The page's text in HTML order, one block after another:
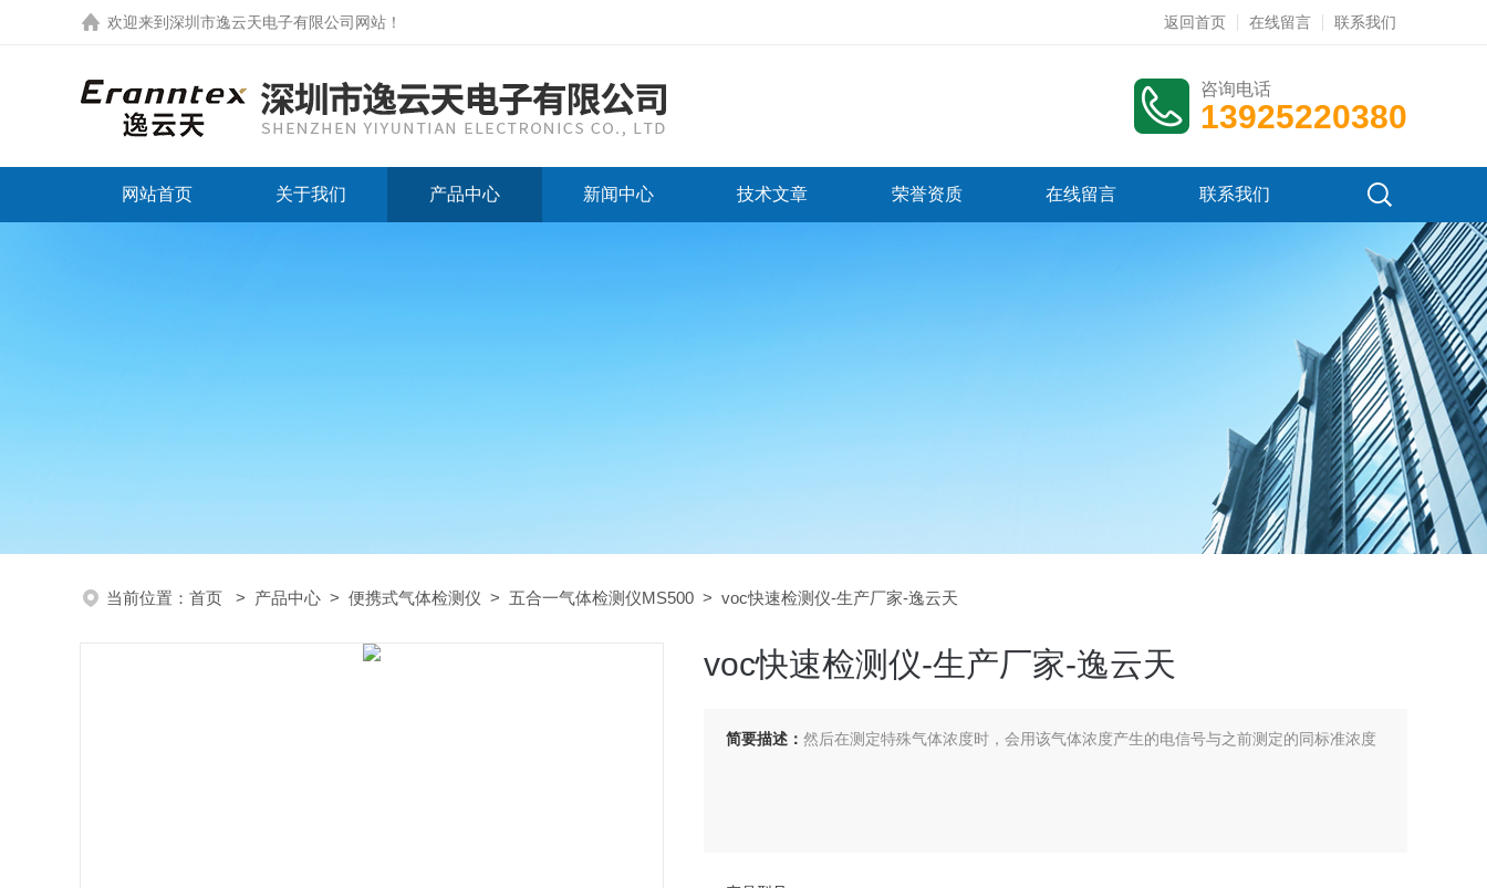
欢迎来到 深圳市逸云天电子有限公司网站 ！ 返回首页 在线留言 联系我们
咨询电话
13925220380
网站首页 关于我们 产品中心 新闻中心 技术文章 荣誉资质 在线留言 联系我们
当前位置： 首页 > 产品中心 > 便携式气体检测仪 > 五合一气体检测仪MS500 > voc快速检测仪-生产厂家-逸云天
voc快速检测仪-生产厂家-逸云天
简要描述： 然后在测定特殊气体浓度时，会用该气体浓度产生的电信号与之前测定的同标准浓度